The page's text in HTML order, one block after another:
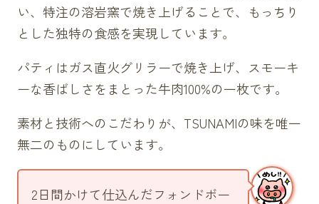
い、特注の溶岩窯で焼き上げることで、もっちり
とした独特の食感を実現しています。
パティはガス直火グリラーで焼き上げ、スモーキ
ーな香ばしさをまとった牛肉100%の一枚です。
素材と技術へのこだわりが、TSUNAMIの味を唯一
無二のものにしています。
2日間かけて仕込んだフォンドボー